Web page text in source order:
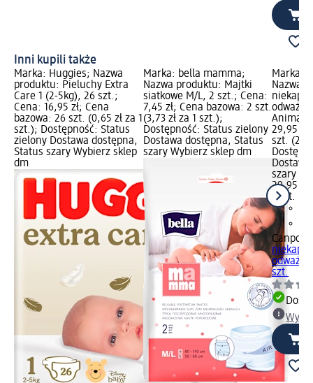
Inni kupili także
Marka: Huggies; Nazwa
produktu: Pieluchy Extra
Care 1 (2-5kg), 26 szt.;
Cena: 16,95 zł; Cena
bazowa: 26 szt. (0,65 zł za 1
szt.); Dostępność: Status
zielony Dostawa dostępna,
Status szary Wybierz sklep
dm
Marka: bella mamma;
Nazwa produktu: Majtki
siatkowe M/L, 2 szt.; Cena:
7,45 zł; Cena bazowa: 2 szt.
(3,73 zł za 1 szt.);
Dostępność: Status zielony
Dostawa dostępna, Status
szary Wybierz sklep dm
Marka:
Nazwa
Animals
29,95
szt.
szary
29,95 zł
1 szt.
Canpol
szt.